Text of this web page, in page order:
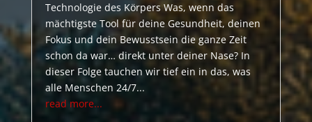
Technologie des Körpers Was, wenn das
mächtigste Tool für deine Gesundheit, deinen
Fokus und dein Bewusstsein die ganze Zeit
schon da war… direkt unter deiner Nase? In
dieser Folge tauchen wir tief ein in das, was
alle Menschen 24/7...
read more...